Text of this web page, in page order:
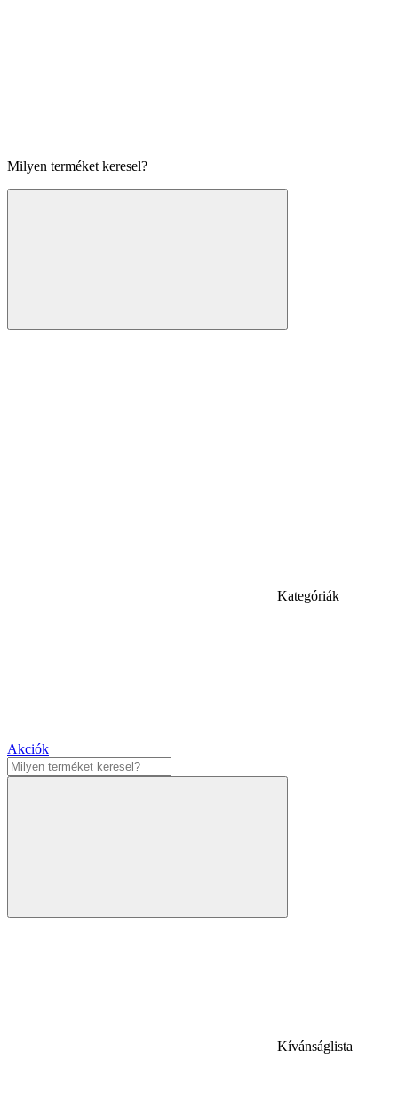
Milyen terméket keresel?
Kategóriák
Akciók
Kívánságlista